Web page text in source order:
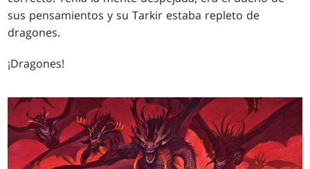
sus pensamientos y su Tarkir estaba repleto de
dragones.
¡Dragones!